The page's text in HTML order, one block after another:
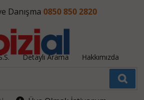
Danışma 0850 850 2820
Detaylı Arama Hakkımızda